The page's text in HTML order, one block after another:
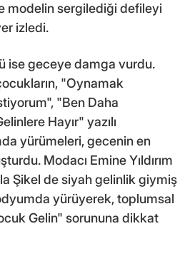
modelin sergilediği defileyi
izledi.
ise geceye damga vurdu.
"Oynamak
"Ben Daha
Hayır" yazılı
yürümeleri, gecenin en
Modacı Emine Yıldırım
Şikel de siyah gelinlik giymiş
yürüyerek, toplumsal
Gelin" sorununa dikkat